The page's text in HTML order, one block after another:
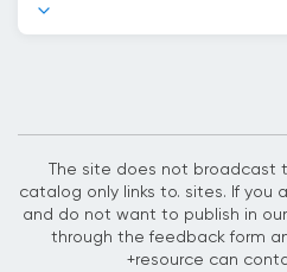
The site does not broadcast
catalog only links to. sites. If you
and do not want to publish in
through the feedback form
resource can